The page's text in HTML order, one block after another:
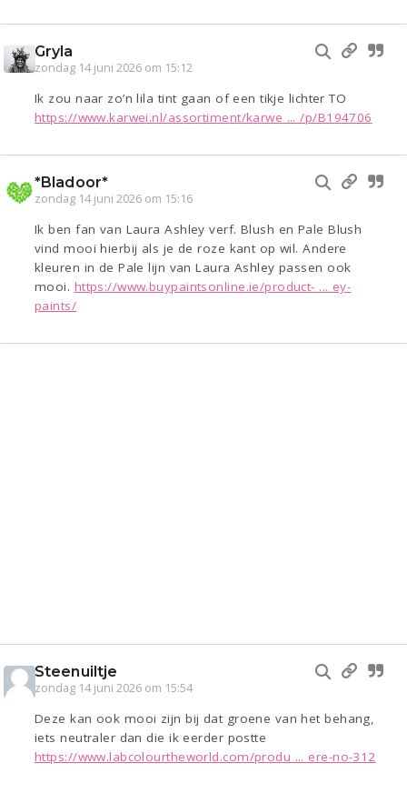
Gryla
zondag 14 juni 2026 om 15:12
Ik zou naar zo’n lila tint gaan of een tikje lichter TO
https://www.karwei.nl/assortiment/karwe ... /p/B194706
*Bladoor*
zondag 14 juni 2026 om 15:16
Ik ben fan van Laura Ashley verf. Blush en Pale Blush
vind mooi hierbij als je de roze kant op wil. Andere
kleuren in de Pale lijn van Laura Ashley passen ook
mooi. https://www.buypaintsonline.ie/product- ... ey-
paints/
Steenuiltje
zondag 14 juni 2026 om 15:54
Deze kan ook mooi zijn bij dat groene van het behang,
iets neutraler dan die ik eerder postte
https://www.labcolourtheworld.com/produ ... ere-no-312